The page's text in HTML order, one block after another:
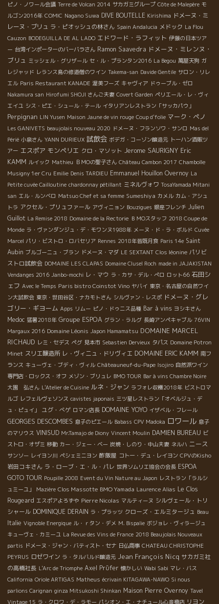
ピノ・ノワール会議 Terre de Volcan 2014 サカガミグループ Côte de Malepère モ
ルゴン2016年 COMIC Nagano Suwa DIVE BOUTELLE Kirishima ドメーヌ・ミ
レーヌ・ブリュ ラ・ピオッシュの林さん Spain Andalucia メドック La Flou
Cauzon BODEGUILLA DE AL LADO エドワード・ラフィット 伊藤の日本ツア
ー 台湾インポーターのバーバラさん Ramon Saavedra ドメーヌ・ミレンヌ・
ブリュ ミッシェル・グリザール セ・ル・プランタン2016 La Begou 萬屋天狗 ガ
レジャッド レランス島の修道僧のワイン Takema-san Davide Gentile サロン・リレ
エル Paris Restaurant KANADE 渥美フーズ キャヴィア ドゥーブル・ゼロ
Nakamura san Hirofumi SHOJI さんご夫妻 Covert Garden ペリエール・レ・ヴィ
エイユ シス・ピエ・シュール・テール イタリアンレストラン「サッカパウ」
Perpignan LIN Yusen Maison Jaune de vin rouge Coup d'folie マーク・ペノ
Les GANIVETS beaujolais nouveau 2020 ドメーヌ・フランソワ・サンロ Mas del
Périé 小泉さん YANN DURIEUX 試飲会 ボデガ・コーゾン醸造元 トーハン酒販ツ
アー エスポア モンペリエ クロ・マソット Jerome SAURIGNY Eric
KAMM ルイック Mathieu ＢＭОの聖子さん Château Cambon 2017 Chambolle
Musigny 1er Cru Emilie Denis TARDIEU Emmanuel Houillon Overnoy La
Petite cuvée Cailloutine chardonnay pétillant ミネルヴォワ TosaYamada Mitani
san エル・ルンベロ Matsuo Chef et sa femme Sumeshiya カメル カム・アシュ
トラ アクセル・プリュファール アヴィニョン Bouzigues 銀座フレンチ Julien
Guillot La Remise 2018 Domaine de la Rectorie ＢＭОスタッフ 2018 Coupe de
Monde ラ・ヴァンダンジュ・デ・モワンヌ1988年 メーヌ・ド・ラ・ボルド Cuvée
Marcel パリ・ビストロ・ロバセリア Rennes 2018年皆既月食 Paris 14e Saint
Aubin ブルゴーニュ・ブラン ドメーヌ・マダ LE SEXTANT Clos léonine パリビ
ストロ試飲会 DOMAINE LES CLAPAS Domaine Clusel Roch made in JAJAKISTAN
Vendanges 2016 Janbo-mochi レ・マウ ラ・カサ・デル・ぺロ ロット66 石田シ
ェフ Avec le Temps Paris bistro Coinstot Vino ヤバイ 東京・名古屋の自然ワイ
ン大試飲会 東京・世田谷区・ナカモトさん シルヴァン・レスポ ドメーヌ・グレ
ゴリー・ギヨーム Apps リムー ピノ・ドゥニス品種 Bar à vins ヨシキさん
Medoc 猛暑2018年 Groupe ESPOA グラン・ラルグ 長崎アンペキャブル 76VIN
Margaux 2016 Domaine Léonis Japon Hamamatsu DOMAINE MARCEL
RICHAUD レミ・セデス ペグ 見本市 Sebastien Dervieux タパス Domaine Potron
Minet スリエ醸造所 レ・ヴィニュ・ドリヴィエ DOMAINE ERIC KAMM 南フ
ランス キューヴェ・ブディ・ヴィル Châteauneuf-du-Pape Isojiro 自然派ワイン
専門店・ロックス・オフ メゾン・ブリュレ BMO TOUR Bar à vins Chambre Noire
大園 弘さん L'Atelier de Cuisine ルネ・ジャン ラフォレ収穫2018年 ビストロマ
ルゴ レフェルヴェソンス cavistes japonais 三ツ星レストラン「オベルジュ・デ
ュ・ピュイ」
ユグ・べゲ ロマン店長 DOMAINE YOYO イザベル・フレール
GEORGES DESCOMBES 息子のピエール Babass CPV Madoka ロワール 息子
のマリウス VINISUD Mr.Tamajo de Diony Vincent Moulin DAMIEN BUREAU ビ
ストロ・オザミ 移動 カー・ジェー・ベー 炭焼・しのり・中山夫妻 ネルハ ニース
サンソー レイヨン川 ペシェミニヨン 酢飯屋 コトー・デュ・レイヨン CPVのKisho
岩田コキさん ラ・ローブ・エ・ル・パレ 世界ソムリエ協会の会長 ESPOA
GOTO TOUR Poupille 2008 Event du Vin Nature au Japon レストラン「ラルシ
ュミーユ」
Mazière Clos Massotte BMO Yamada Laurence Alias Le Clos
Rougeard エスポアよろずや Pierre Nicolas マルティーヌ シルヴェール・トリ
シャール DOMINIQUE DERAIN ラ・プラッツ クローズ・エルミタージュ Beau
Italie Vignoble Energique ル・ｒタン・デメ M. Bispalie ボジョレ・ヴィラージュ
キューヴェ・カミーユ La Revue des Vins de France 2018 Beaujolais Nouveaux
partis ドメーヌ・ジャン・バティスト・セナ 日仏商事 CHATEAU CHRISTOPHE
PEYRUS ロゼワイン ラ・タルバルド醸造元 Jean François Nicq サカガミ社
の高橋社長 L'Arc de Triomphe Axel Prϋfer 懐かしい Wabi Sabi マレ・バス
California Oriole ARTIGAS Matheus écrivain KITAGAWA-NAWO Si nous
parlions Carignan ginza Mitsukoshi Shinkan Maison Pierre Overnoy Tavel
Vintage 15 ラ・クロワ・デ・ラモー パシオン・エ・ナチュール心斎橋店 リヨン